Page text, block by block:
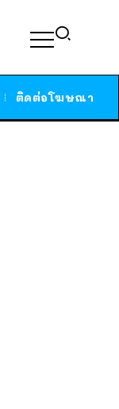
ติดต่อโฆษณา